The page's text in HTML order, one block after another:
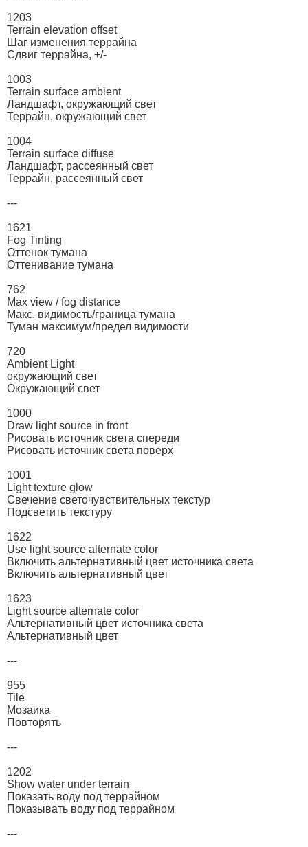
1203
Terrain elevation offset
Шаг изменения террайна
Сдвиг террайна, +/-
1003
Terrain surface ambient
Ландшафт, окружающий свет
Террайн, окружающий свет
1004
Terrain surface diffuse
Ландшафт, рассеянный свет
Террайн, рассеянный свет
---
1621
Fog Tinting
Оттенок тумана
Оттенивание тумана
762
Max view / fog distance
Макс. видимость/граница тумана
Туман максимум/предел видимости
720
Ambient Light
окружающий свет
Окружающий свет
1000
Draw light source in front
Рисовать источник света спереди
Рисовать источник света поверх
1001
Light texture glow
Свечение светочувствительных текстур
Подсветить текстуру
1622
Use light source alternate color
Включить альтернативный цвет источника света
Включить альтернативный цвет
1623
Light source alternate color
Альтернативный цвет источника света
Альтернативный цвет
---
955
Tile
Мозаика
Повторять
---
1202
Show water under terrain
Показать воду под террайном
Показывать воду под террайном
---